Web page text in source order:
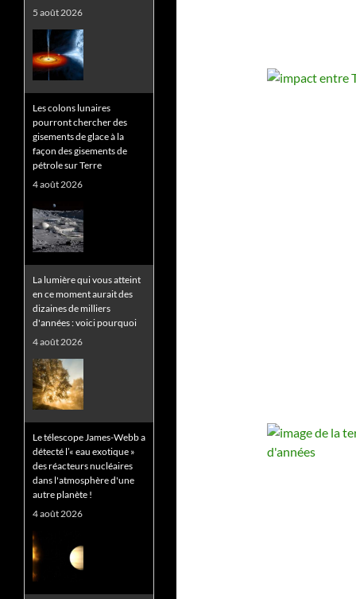
5 août 2026
Les colons lunaires
pourront chercher des
gisements de glace à la
façon des gisements de
pétrole sur Terre
4 août 2026
La lumière qui vous atteint
en ce moment aurait des
dizaines de milliers
d'années : voici pourquoi
4 août 2026
Le télescope James-Webb a
détecté l’« eau exotique »
des réacteurs nucléaires
dans l'atmosphère d'une
autre planète !
4 août 2026